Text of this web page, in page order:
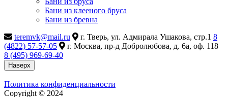
Бани из клееного бруса
Бани из бревна
teremvk@mail.ru
г. Тверь, ул. Адмирала Ушакова, стр.1 8
(4822) 57-57-05
г. Москва, пр-д Добролюбова, д. 6а, оф. 118
8 (495) 969-69-40
Наверх
Политика конфиденциальности
Copyright © 2024